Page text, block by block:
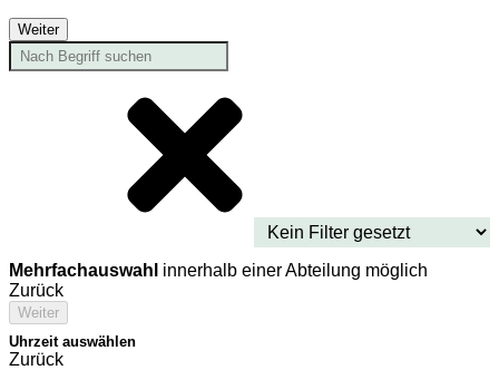
Weiter
Mehrfachauswahl innerhalb einer Abteilung möglich
Zurück
Weiter
Uhrzeit auswählen
Zurück